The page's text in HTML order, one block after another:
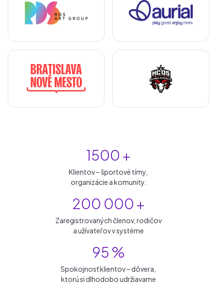
1500 +
Klientov – športové tímy,
organizácie a komunity.
200 000 +
Zaregistrovaných členov, rodičov
a užívateľov v systéme
95 %
Spokojnosť klientov – dôvera,
ktorú si dlhodobo udržiavame